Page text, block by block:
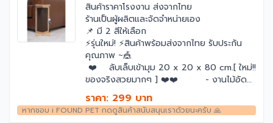
สินค้าราคาโรงงาน ส่งจากไทย
ร้านเป็นผู้ผลิตและจัดจำหน่ายเอง
📌 มี 2 สีให้เลือก
⚡️รุ่นใหม่! ⚡️สินค้าพร้อมส่งจากไทย รับประกัน
คุณภาพ ~🎪
❤️ ลับเล็บเข้ามุม 20 x 20 x 80 cm.[ ใหม่!!
ของจริงสวยมากๆ ] ❤️❤️ - งานไม้อัด
ยาง มีพรมติดด้านข้าง - แข็งแรง
ทนทาน - น้ำหนักเบา -วางเข้ามุม
กับเตียงหรือเสาบ้าน
ราคา: 299 บาท
หากชอบ i FOUND PET กดดูสินค้าสนับสนุนเราด้วยนะครับ 🙏